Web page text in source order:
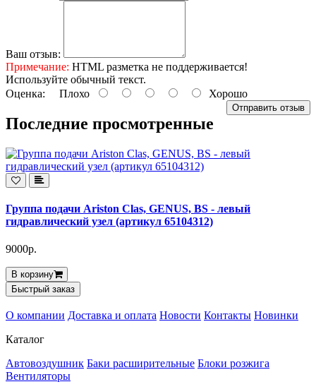
Ваш отзыв:
Примечание: HTML разметка не поддерживается!
Используйте обычный текст.
Оценка: Плохо Хорошо
Отправить отзыв
Последние просмотренные
Группа подачи Ariston Clas, GENUS, BS - левый
гидравлический узел (артикул 65104312)
9000р.
В корзину
Быстрый заказ
О компании Доставка и оплата Новости Контакты Новинки
Каталог
Автовоздушник Баки расширительные Блоки розжига
Вентиляторы